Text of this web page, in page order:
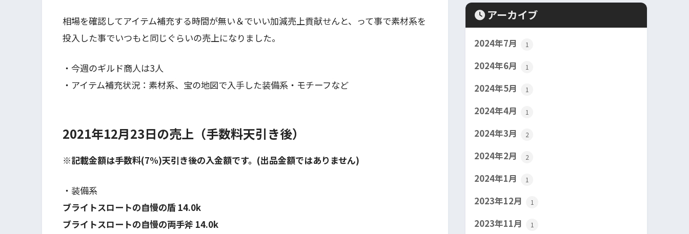
相場を確認してアイテム補充する時間が無い＆でいい加減売上貢献せんと、って事で素材系を
投入した事でいつもと同じぐらいの売上になりました。
・今週のギルド商人は3人
・アイテム補充状況：素材系、宝の地図で入手した装備系・モチーフなど
2021年12月23日の売上（手数料天引き後）
※記載金額は手数料(7%)天引き後の入金額です。(出品金額ではありません)
・装備系
ブライトスロートの自慢の盾 14.0k
ブライトスロートの自慢の両手斧 14.0k
アーカイブ
2024年7月 1
2024年6月 1
2024年5月 1
2024年4月 1
2024年3月 2
2024年2月 2
2024年1月 1
2023年12月 1
2023年11月 1